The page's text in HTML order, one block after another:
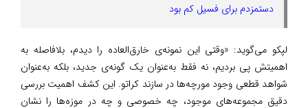
دستمزدم برای فسیل کم بود
لپکو می‌گوید: «وقتی این نمونه‌ی خارق‌العاده را دیدم، بلافاصله به
اهمیتش پی بردیم، نه فقط به‌عنوان یک گونه‌ی جدید، بلکه به‌عنوان
شواهد قطعی وجود مورچه‌ها در سازند کراتو. این کشف اهمیت بررسی
دقیق مجموعه‌های موجود، چه خصوصی و چه در موزه‌ها را نشان